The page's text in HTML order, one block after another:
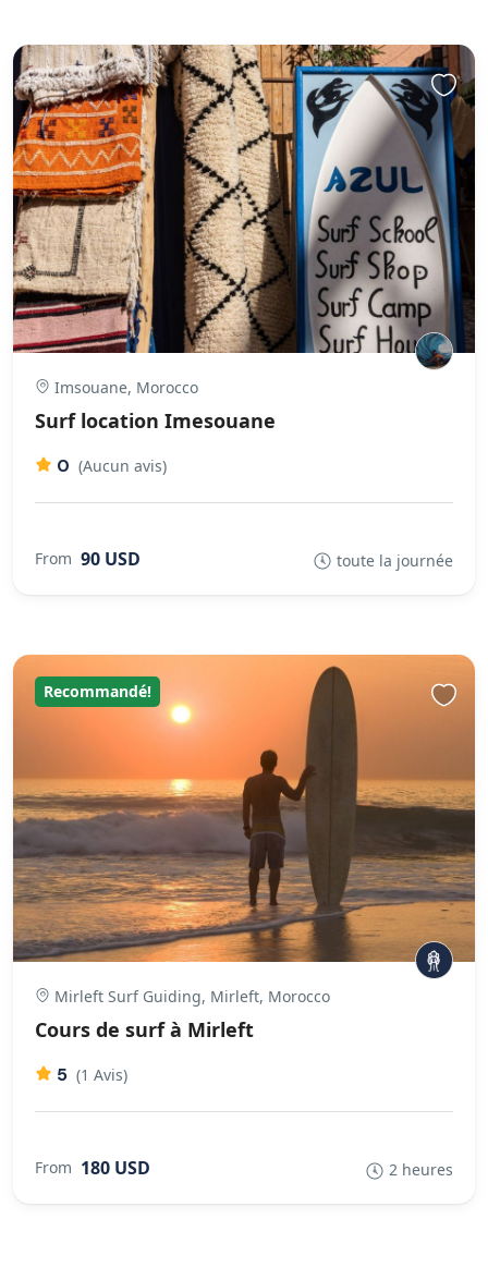
Imsouane, Morocco
Surf location Imesouane
0 (Aucun avis)
From 90 USD toute la journée
Recommandé!
Mirleft Surf Guiding, Mirleft, Morocco
Cours de surf à Mirleft
5 (1 Avis)
From 180 USD 2 heures